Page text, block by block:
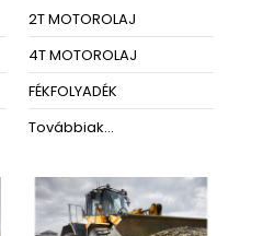
2T MOTOROLAJ
4T MOTOROLAJ
FÉKFOLYADÉK
Továbbiak...